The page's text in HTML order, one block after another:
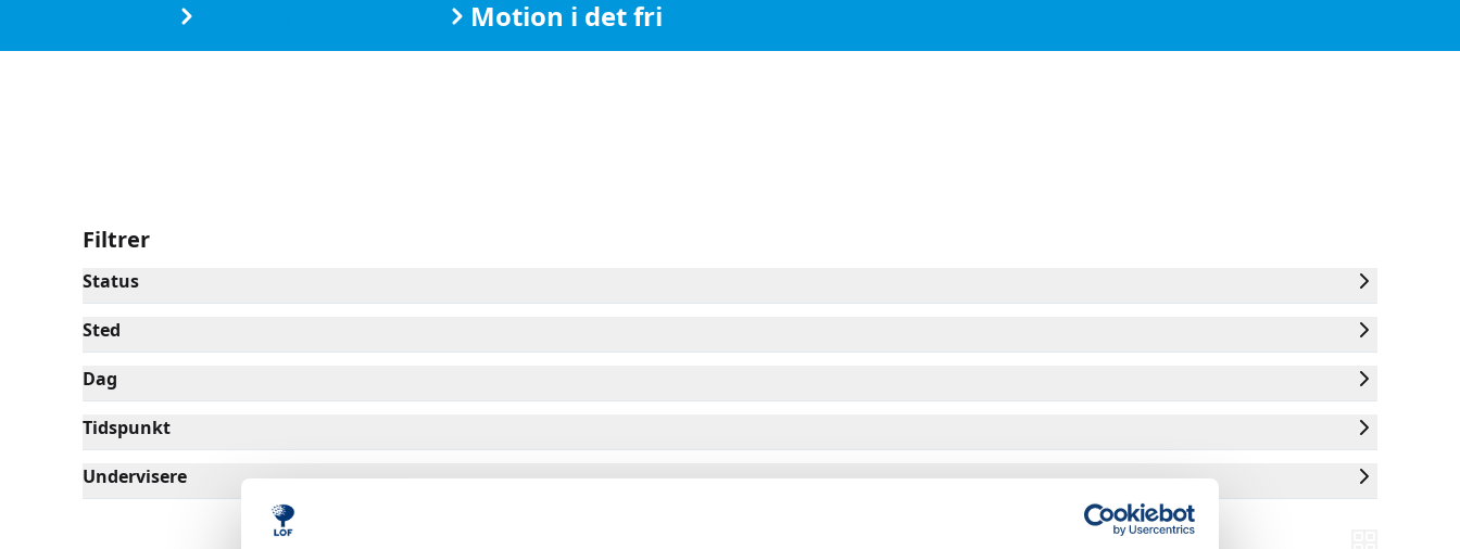
Motion i det fri
Filtrer
Status
Sted
Dag
Tidspunkt
Undervisere